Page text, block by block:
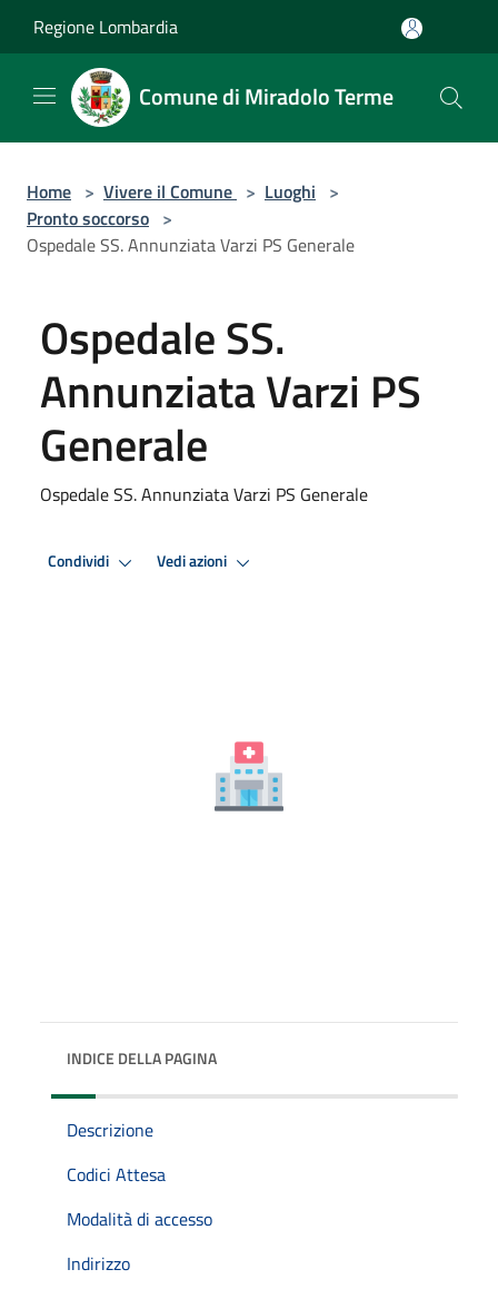
Regione Lombardia
Comune di Miradolo Terme
Home > Vivere il Comune > Luoghi >
Pronto soccorso >
Ospedale SS. Annunziata Varzi PS Generale
Ospedale SS.
Annunziata Varzi PS
Generale
Ospedale SS. Annunziata Varzi PS Generale
Condividi Vedi azioni
INDICE DELLA PAGINA
Descrizione
Codici Attesa
Modalità di accesso
Indirizzo